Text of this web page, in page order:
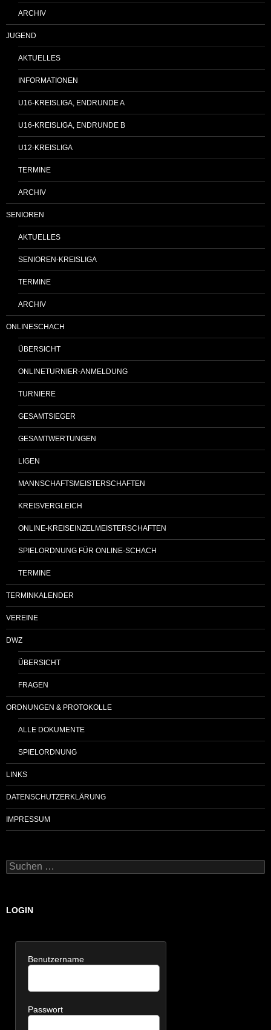
ARCHIV
JUGEND
AKTUELLES
INFORMATIONEN
U16-KREISLIGA, ENDRUNDE A
U16-KREISLIGA, ENDRUNDE B
U12-KREISLIGA
TERMINE
ARCHIV
SENIOREN
AKTUELLES
SENIOREN-KREISLIGA
TERMINE
ARCHIV
ONLINESCHACH
ÜBERSICHT
ONLINETURNIER-ANMELDUNG
TURNIERE
GESAMTSIEGER
GESAMTWERTUNGEN
LIGEN
MANNSCHAFTSMEISTERSCHAFTEN
KREISVERGLEICH
ONLINE-KREISEINZELMEISTERSCHAFTEN
SPIELORDNUNG FÜR ONLINE-SCHACH
TERMINE
TERMINKALENDER
VEREINE
DWZ
ÜBERSICHT
FRAGEN
ORDNUNGEN & PROTOKOLLE
ALLE DOKUMENTE
SPIELORDNUNG
LINKS
DATENSCHUTZERKLÄRUNG
IMPRESSUM
Suchen
nach:
LOGIN
Benutzername
Passwort